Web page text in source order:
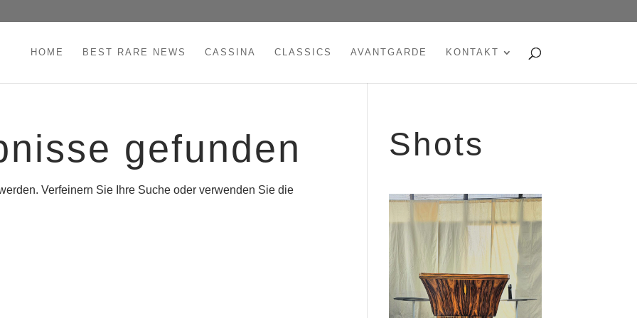
HOME BEST RARE NEWS CASSINA CLASSICS AVANTGARDE KONTAKT
gefunden
Verfeinern Sie Ihre Suche oder verwenden Sie die
Shots